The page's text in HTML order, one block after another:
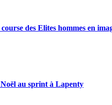
des Elites hommes en
au sprint à Lapenty